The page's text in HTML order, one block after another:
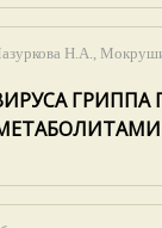
Н.А.,
ГРИППА